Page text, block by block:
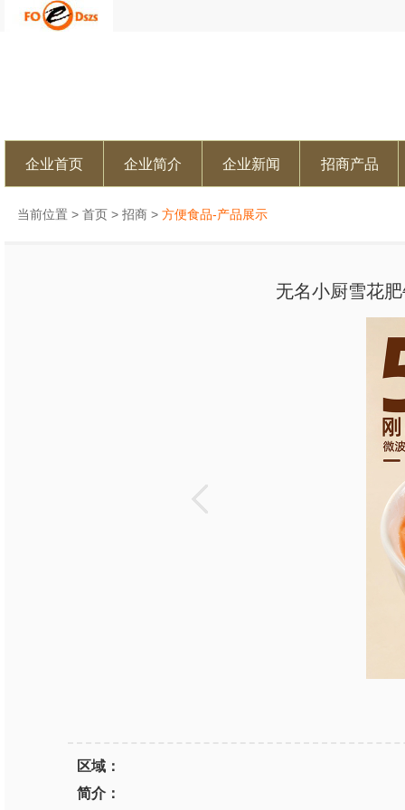
企业首页 企业简介 企业新闻 招商产品
当前位置 > 首页 > 招商 > 方便食品-产品展示
无名小厨雪花
区域：
简介：